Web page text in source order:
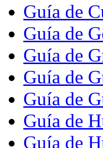
Guía de
Guía de
Guía de
Guía de
Guía de
Guía de
Guía de